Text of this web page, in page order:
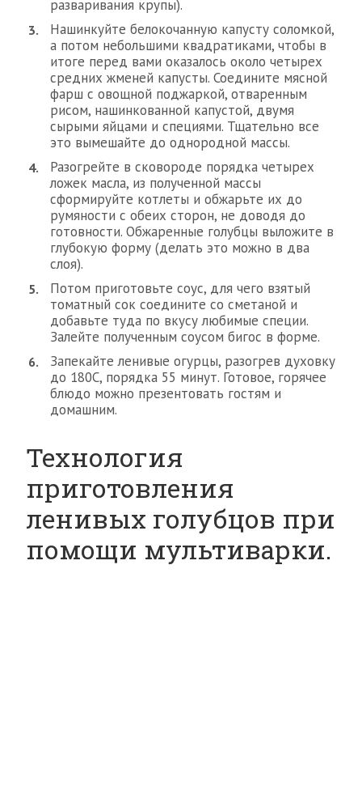
разваривания крупы).
Нашинкуйте белокочанную капусту соломкой,
а потом небольшими квадратиками, чтобы в
итоге перед вами оказалось около четырех
средних жменей капусты. Соедините мясной
фарш с овощной поджаркой, отваренным
рисом, нашинкованной капустой, двумя
сырыми яйцами и специями. Тщательно все
это вымешайте до однородной массы.
Разогрейте в сковороде порядка четырех
ложек масла, из полученной массы
сформируйте котлеты и обжарьте их до
румяности с обеих сторон, не доводя до
готовности. Обжаренные голубцы выложите в
глубокую форму (делать это можно в два
слоя).
Потом приготовьте соус, для чего взятый
томатный сок соедините со сметаной и
добавьте туда по вкусу любимые специи.
Залейте полученным соусом бигос в форме.
Запекайте ленивые огурцы, разогрев духовку
до 180С, порядка 55 минут. Готовое, горячее
блюдо можно презентовать гостям и
домашним.
Технология
приготовления
ленивых голубцов при
помощи мультиварки.